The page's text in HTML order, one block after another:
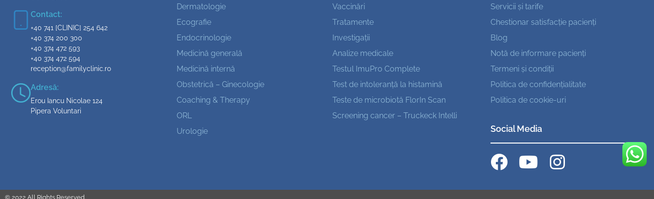
Contact:
+40 741 [CLINIC] 254 642
+40 374 200 300
+40 374 472 593
+40 374 472 594
reception@familyclinic.ro
Adresă:
Erou Iancu Nicolae 124
Pipera Voluntari
Dermatologie
Ecografie
Endocrinologie
Medicină generală
Medicină internă
Obstetrică – Ginecologie
Coaching & Therapy
ORL
Urologie
Vaccinări
Tratamente
Investigații
Analize medicale
Testul ImuPro Complete
Test de intoleranță la histamină
Teste de microbiotă FlorIn Scan
Screening cancer – Truckeck Intelli
Servicii și tarife
Chestionar satisfacție pacienți
Blog
Notă de informare pacienți
Termeni și condiții
Politica de confidențialitate
Politica de cookie-uri
Social Media
© 2022 All Rights Reserved.